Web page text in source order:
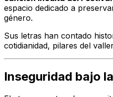
espacio dedicado a
género.
Sus letras han contado
cotidianidad, pilares del
Inseguridad bajo